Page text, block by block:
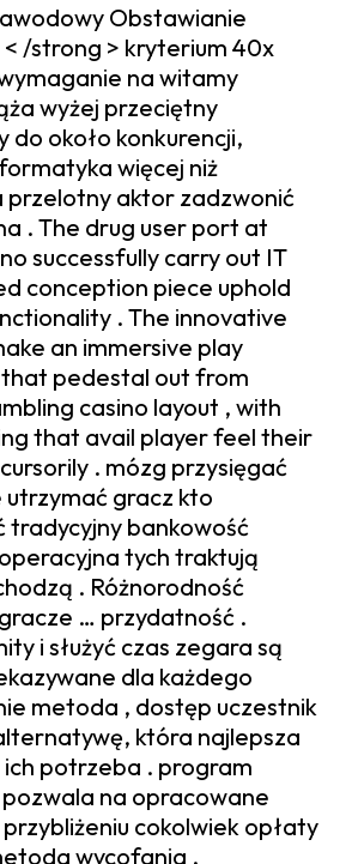
Obstawianie
/strong > kryterium 40x
na witamy
wyżej przeciętny
do około konkurencji,
więcej niż
przelotny aktor zadzwonić
. The drug user port at
successfully carry out IT
conception piece uphold
. The innovative
an immersive play
pedestal out from
casino layout , with
that avail player feel their
. mózg przysięgać
utrzymać gracz kto
bankowość
tych traktują
. Różnorodność
… przydatność .
i służyć czas zegara są
dla każdego
metoda , dostęp uczestnik
która najlepsza
potrzeba . program
na opracowane
cokolwiek opłaty
wycofania ,